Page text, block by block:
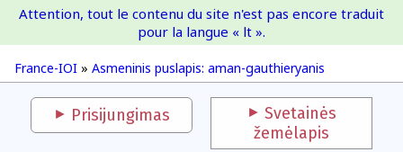
France-IOI
France-IOI » Asmeninis puslapis: aman-gauthieryanis
Attention, tout le contenu du site n'est pas encore traduit
pour la langue « lt ».
Prisijungimas
Svetainės
žemėlapis